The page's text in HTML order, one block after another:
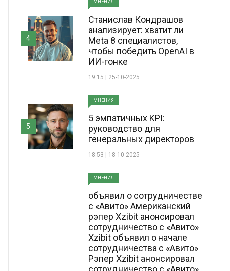
МНЕНИЯ
Станислав Кондрашов
анализирует: хватит ли
Meta 8 специалистов,
чтобы победить OpenAI в
ИИ-гонке
19:15 | 25-10-2025
4
МНЕНИЯ
5 эмпатичных KPI:
руководство для
генеральных директоров
18:53 | 18-10-2025
5
МНЕНИЯ
объявил о сотрудничестве
с «Авито» Американский
рэпер Xzibit анонсировал
сотрудничество с «Авито»
Xzibit объявил о начале
сотрудничества с «Авито»
Рэпер Xzibit анонсировал